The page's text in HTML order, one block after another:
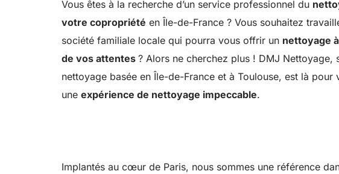
Vous êtes à la recherche d’un service professionnel du
votre copropriété en Île-de-France ? Vous souhaitez
société familiale locale qui pourra vous offrir un nettoyage
de vos attentes ? Alors ne cherchez plus ! DMJ Nettoyage,
nettoyage basée en Île-de-France et à Toulouse, est là pour
une expérience de nettoyage impeccable.
Implantés au cœur de Paris, nous sommes une référence